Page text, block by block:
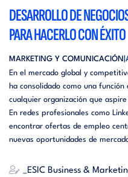
DESARROLLO DE
PARA HACERLO CON ÉXITO
MARKETING Y COMUNICACIÓN
En el mercado global y
ha consolidado como una
cualquier organización que
En redes profesionales como
encontrar ofertas de empleo
nuevas oportunidades de
_ESIC Business &